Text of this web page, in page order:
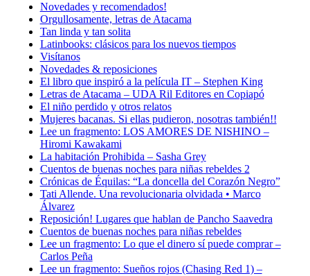
Novedades y recomendados!
Orgullosamente, letras de Atacama
Tan linda y tan solita
Latinbooks: clásicos para los nuevos tiempos
Visítanos
Novedades & reposiciones
El libro que inspiró a la película IT – Stephen King
Letras de Atacama – UDA Ril Editores en Copiapó
El niño perdido y otros relatos
Mujeres bacanas. Si ellas pudieron, nosotras también!!
Lee un fragmento: LOS AMORES DE NISHINO –
Hiromi Kawakami
La habitación Prohibida – Sasha Grey
Cuentos de buenas noches para niñas rebeldes 2
Crónicas de Équilas: “La doncella del Corazón Negro”
Tati Allende. Una revolucionaria olvidada • Marco
Álvarez
Reposición! Lugares que hablan de Pancho Saavedra
Cuentos de buenas noches para niñas rebeldes
Lee un fragmento: Lo que el dinero sí puede comprar –
Carlos Peña
Lee un fragmento: Sueños rojos (Chasing Red 1) –